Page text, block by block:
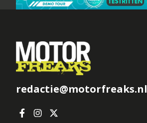
redactie@motorfreaks.nl